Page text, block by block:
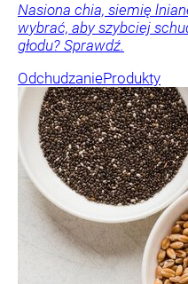
Nasiona chia, siemię
wybrać, aby szybciej
głodu? Sprawdź.
OdchudzanieProdukty